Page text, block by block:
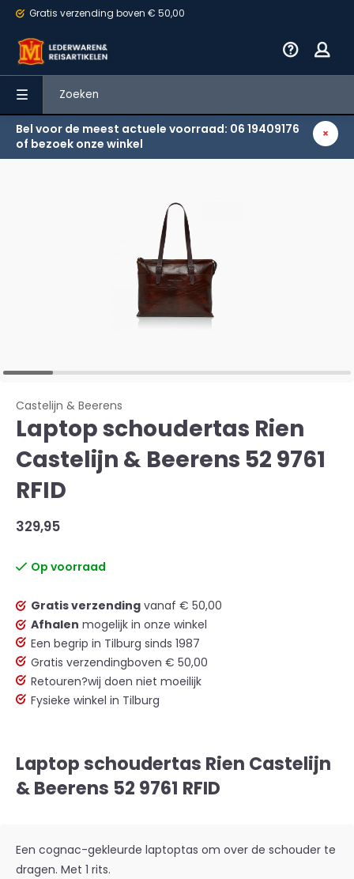
Gratis verzending boven € 50,00
Bel voor de meest actuele voorraad: 06 19409176
of bezoek onze winkel
Terug
Castelijn & Beerens
Laptop schoudertas Rien
Castelijn & Beerens 52 9761
RFID
329,95
Op voorraad
Gratis verzending vanaf € 50,00
Afhalen mogelijk in onze winkel
Een begrip in Tilburg sinds 1987
Gratis verzendingboven € 50,00
Retouren?wij doen niet moeilijk
Fysieke winkel in Tilburg
Laptop schoudertas Rien Castelijn
& Beerens 52 9761 RFID
Een cognac-gekleurde laptoptas om over de schouder te
dragen. Met 1 rits.